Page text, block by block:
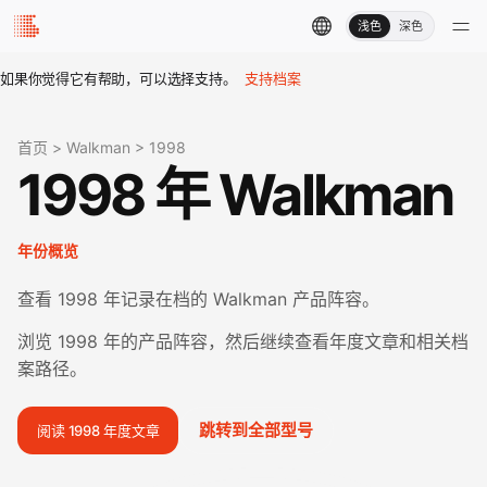
浅色 深色
如果你觉得它有帮助，可以选择支持。 支持档案
首页 > Walkman > 1998
1998 年 Walkman
年份概览
查看 1998 年记录在档的 Walkman 产品阵容。
浏览 1998 年的产品阵容，然后继续查看年度文章和相关档
案路径。
阅读 1998 年度文章 跳转到全部型号